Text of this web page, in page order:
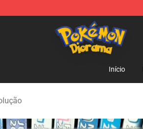
Diorama Shop - The Best Store of
Início